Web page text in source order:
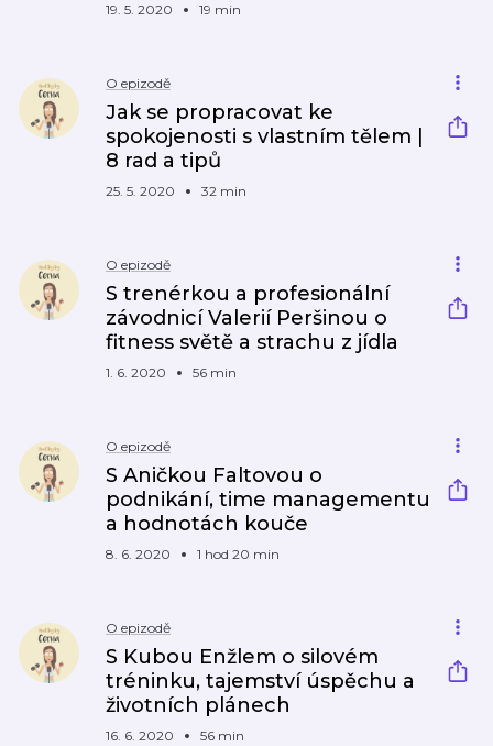
19. 5. 2020 19 min
O epizodě
Jak se propracovat ke
spokojenosti s vlastním tělem |
8 rad a tipů
25. 5. 2020 32 min
O epizodě
S trenérkou a profesionální
závodnicí Valerií Peršinou o
fitness světě a strachu z jídla
1. 6. 2020 56 min
O epizodě
S Aničkou Faltovou o
podnikání, time managementu
a hodnotách kouče
8. 6. 2020 1 hod 20 min
O epizodě
S Kubou Enžlem o silovém
tréninku, tajemství úspěchu a
životních plánech
16. 6. 2020 56 min